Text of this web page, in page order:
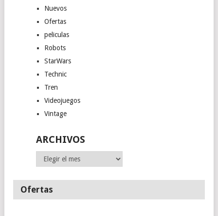
Nuevos
Ofertas
peliculas
Robots
StarWars
Technic
Tren
Videojuegos
Vintage
ARCHIVOS
Archivos
Ofertas